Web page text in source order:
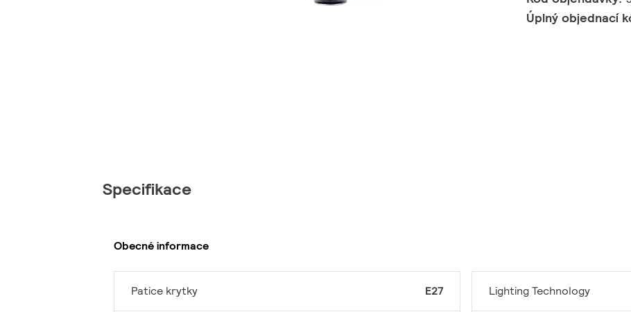
Úplný objednací
Specifikace
Obecné informace
Patice krytky E27 Lighting Technology